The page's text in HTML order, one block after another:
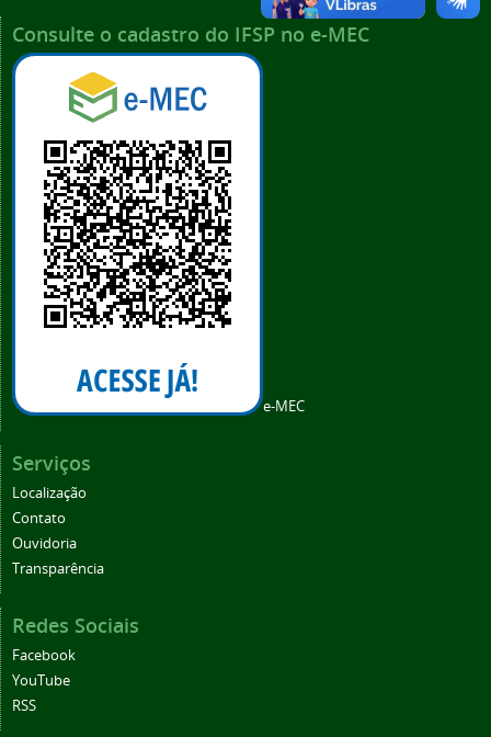
Consulte o cadastro do IFSP no e-MEC
e-MEC
Serviços
Localização
Contato
Ouvidoria
Transparência
Redes Sociais
Facebook
YouTube
RSS